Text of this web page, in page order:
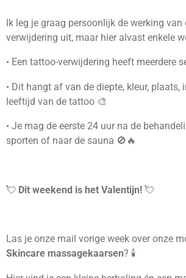
Ik leg je graag persoonlijk de werking van
verwijdering uit, maar hier alvast enkele
• Een tattoo-verwijdering heeft meerdere
• Dit hangt af van de diepte, kleur, plaats,
leeftijd van de tattoo 🎨
• Je mag de eerste 24 uur na de
sporten of naar de sauna 🚫🔥
💘 Dit weekend is het Valentijn! 💘
Las je onze mail vorige week over onze
Skincare massagekaarsen? 🕯️